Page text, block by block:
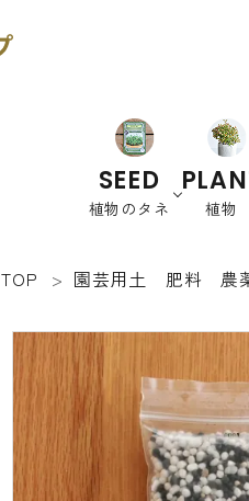
SEED
植物のタネ 植物
TOP 園芸用土 肥料 農